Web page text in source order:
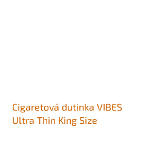
Cigaretová dutinka VIBES
Ultra Thin King Size